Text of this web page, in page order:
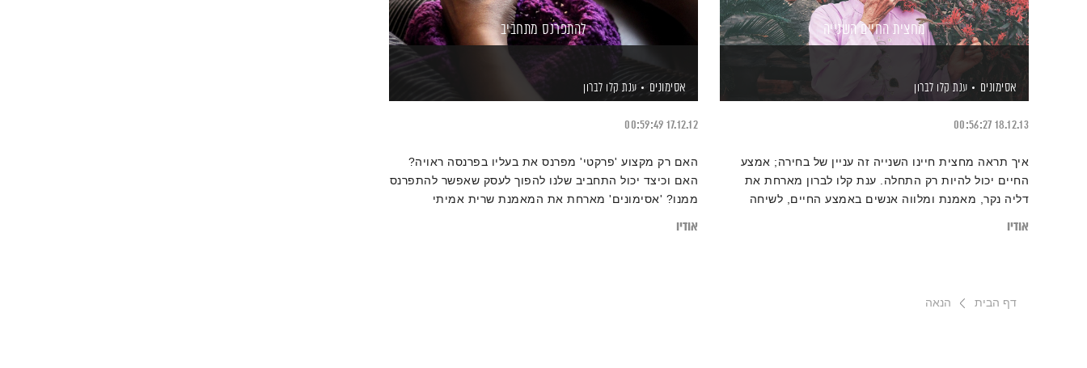
מחצית החיים השנייה
אסימונים ענת קלו לברון
18.12.13
00:56:27
איך תראה מחצית חיינו השנייה זה עניין של בחירה; אמצע
החיים יכול להיות רק התחלה. ענת קלו לברון מארחת את
דליה נקר, מאמנת ומלווה אנשים באמצע החיים, לשיחה
אודיו
להתפרנס מתחביב
אסימונים ענת קלו לברון
17.12.12
00:59:49
האם רק מקצוע 'פרקטי' מפרנס את בעליו בפרנסה ראויה?
האם וכיצד יכול התחביב שלנו להפוך לעסק שאפשר להתפרנס
ממנו? 'אסימונים' מארחת את המאמנת שרית אמיתי
אודיו
דף הבית הנאה